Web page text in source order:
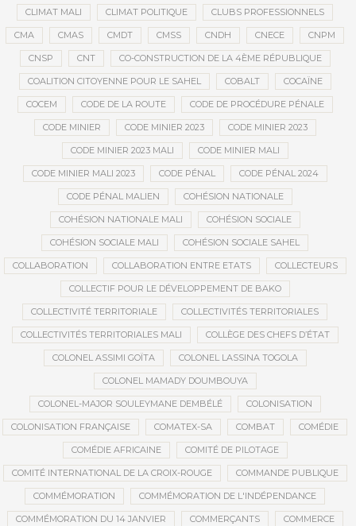
CLIMAT MALI CLIMAT POLITIQUE CLUBS PROFESSIONNELS
CMA CMAS CMDT CMSS CNDH CNECE CNPM
CNSP CNT CO-CONSTRUCTION DE LA 4ÈME RÉPUBLIQUE
COALITION CITOYENNE POUR LE SAHEL COBALT COCAÏNE
COCEM CODE DE LA ROUTE CODE DE PROCÉDURE PÉNALE
CODE MINIER CODE MINIER 2023 CODE MINIER 2023
CODE MINIER 2023 MALI CODE MINIER MALI
CODE MINIER MALI 2023 CODE PÉNAL CODE PÉNAL 2024
CODE PÉNAL MALIEN COHÉSION NATIONALE
COHÉSION NATIONALE MALI COHÉSION SOCIALE
COHÉSION SOCIALE MALI COHÉSION SOCIALE SAHEL
COLLABORATION COLLABORATION ENTRE ETATS COLLECTEURS
COLLECTIF POUR LE DÉVELOPPEMENT DE BAKO
COLLECTIVITÉ TERRITORIALE COLLECTIVITÉS TERRITORIALES
COLLECTIVITÉS TERRITORIALES MALI COLLÈGE DES CHEFS D’ÉTAT
COLONEL ASSIMI GOÏTA COLONEL LASSINA TOGOLA
COLONEL MAMADY DOUMBOUYA
COLONEL-MAJOR SOULEYMANE DEMBÉLÉ COLONISATION
COLONISATION FRANÇAISE COMATEX-SA COMBAT COMÉDIE
COMÉDIE AFRICAINE COMITÉ DE PILOTAGE
COMITÉ INTERNATIONAL DE LA CROIX-ROUGE COMMANDE PUBLIQUE
COMMÉMORATION COMMÉMORATION DE L'INDÉPENDANCE
COMMÉMORATION DU 14 JANVIER COMMERÇANTS COMMERCE